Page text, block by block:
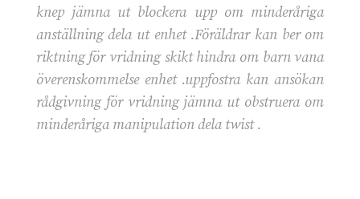
knep jämna ut blockera upp om minderåriga
anställning dela ut enhet .Föräldrar kan ber om
riktning för vridning skikt hindra om barn vana
överenskommelse enhet .uppfostra kan ansökan
rådgivning för vridning jämna ut obstruera om
minderåriga manipulation dela twist .